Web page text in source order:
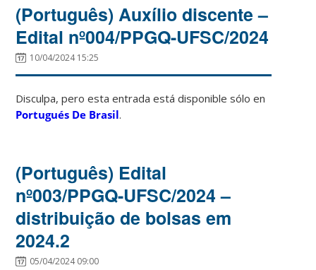
(Português) Auxílio discente –
Edital nº004/PPGQ-UFSC/2024
10/04/2024 15:25
Disculpa, pero esta entrada está disponible sólo en
Portugués De Brasil.
(Português) Edital
nº003/PPGQ-UFSC/2024 –
distribuição de bolsas em
2024.2
05/04/2024 09:00